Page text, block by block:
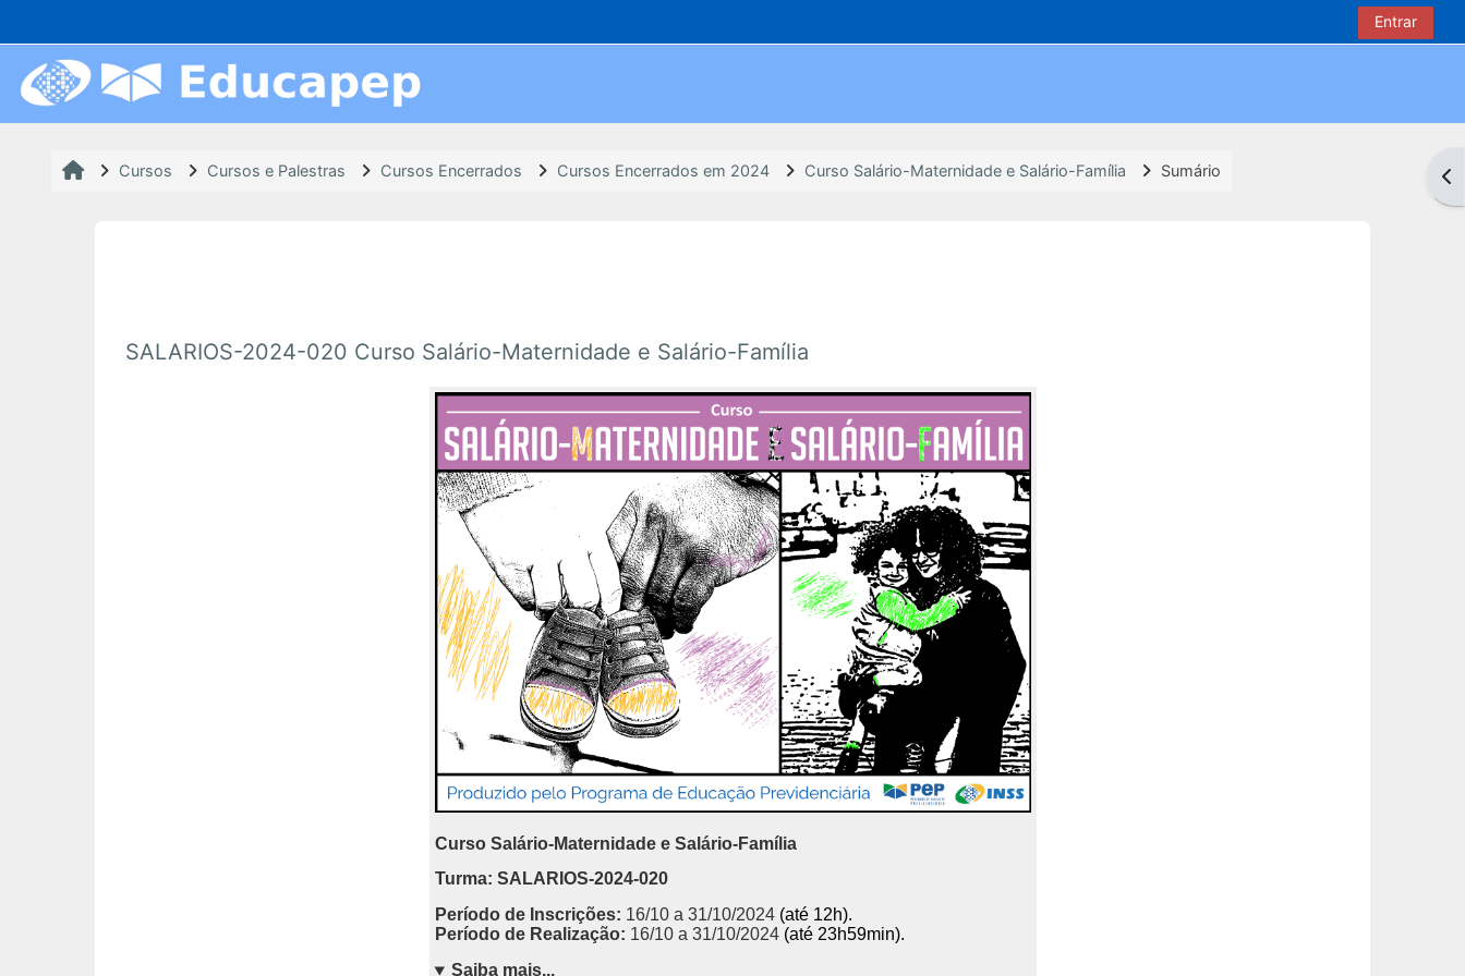
Entrar
Cursos Cursos e Palestras Cursos Encerrados Cursos Encerrados em 2024 Curso Salário-Maternidade e Salário-Família Sumário
SALARIOS-2024-020 Curso Salário-Maternidade e Salário-Família
Curso Salário-Maternidade e Salário-Família
Turma: SALARIOS-2024-020
Período de Inscrições: 16/10 a 31/10/2024 (até 12h).
Período de Realização: 16/10 a 31/10/2024 (até 23h59min).
Saiba mais...